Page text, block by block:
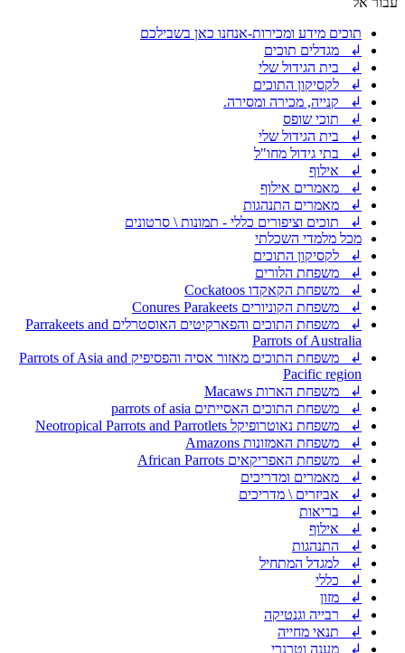
תוכים מידע ומכירות-אנחנו כאן בשבילכם
↲ מגדלים תוכים
↲ בית הגידול שלי
↲ לקסיקון התוכים
↲ קנייה, מכירה ומסירה.
↲ תוכי שופס
↲ בית הגידול שלי
↲ בתי גידול מחו"ל
↲ אילוף
↲ מאמרים אילוף
↲ מאמרים התנהגות
↲ תוכים וציפורים כללי - תמונות \ סרטונים
מכל מלמדי השכלתי
↲ לקסיקון התוכים
↲ משפחת הלורים
↲ משפחת הקאקדו Cockatoos
↲ משפחת הקוניורים Conures Parakeets
↲ משפחת התוכים והפארקיטים האוסטרלים Parrakeets and
Parrots of Australia
↲ משפחת התוכים מאזור אסיה והפסיפיק Parrots of Asia and
Pacific region
↲ משפחת הארות Macaws
↲ משפחת התוכים האסייתים parrots of asia
↲ משפחת נאוטרופיקל Neotropical Parrots and Parrotlets
↲ משפחת האמזונות Amazons
↲ משפחת האפריקאים African Parrots
↲ מאמרים ומדריכים
↲ אביזרים \ מדריכים
↲ בריאות
↲ אילוף
↲ התנהגות
↲ למגדל המתחיל
↲ כללי
↲ מזון
↲ רבייה וגנטיקה
↲ תנאי מחייה
↲ מענה וטרנרי